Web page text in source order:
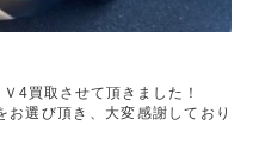
4買取させて頂きました！
お選び頂き、大変感謝しており